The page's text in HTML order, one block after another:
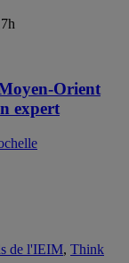
Orient
expert
de l'IEIM, Think